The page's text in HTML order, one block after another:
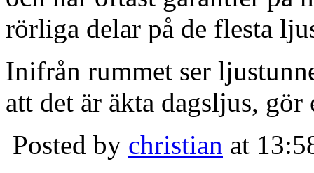
rörliga delar på de flesta
Inifrån rummet ser
att det är äkta dagsljus,
Posted by christian at